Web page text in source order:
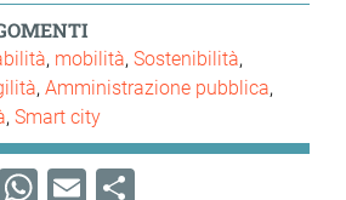
mobilità Sostenibilità
Amministrazione pubblica
Smart city